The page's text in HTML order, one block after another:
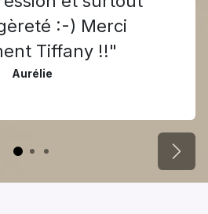
:-) Merci
Tiffany !!"
Aurélie